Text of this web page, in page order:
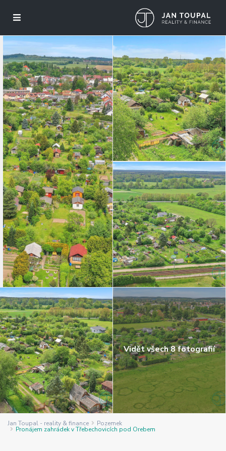
Vidět všech 8 fotografií
Jan Toupal - reality & finance Pozemek
Pronájem zahrádek v Třebechovicích pod Orebem